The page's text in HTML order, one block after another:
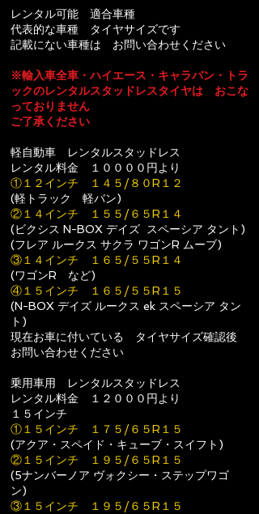
​レンタル可能 適合車種
代表的な車種 タイヤサイズです
​記載にない車種は お問い合わせください
※輸入車全車・ハイエース・キャラバン・トラ
ックのレンタルスタッドレスタイヤは おこな
っておりません
​ご了承ください
軽自動車 レンタルスタッドレス
レンタル料金 １００００円より
①１２インチ １４５/８０R１２
(軽トラック 軽バン)
②１４インチ １５５/６５R１４
(ビクシス N-BOX デイズ スペーシア タント)
(フレア ルークス サクラ ワゴンR ムーブ)
③１４インチ １６５/５５R１４
(ワゴンR など)
④１５インチ １６５/５５R１５
(N-BOX デイズ ルークス ek スペーシア タン
ト)
現在お車に付いている タイヤサイズ確認後
お問い合わせください
乗用車用 レンタルスタッドレス
レンタル料金 １２０００円より
１５インチ
①１５インチ １７５/６５R１５
(アクア・スペイド・キューブ・スイフト)
②１５インチ １９５/６５R１５
(5ナンバーノア ヴォクシー・ステップワゴ
ン)
③１５インチ １９５/６５R１５